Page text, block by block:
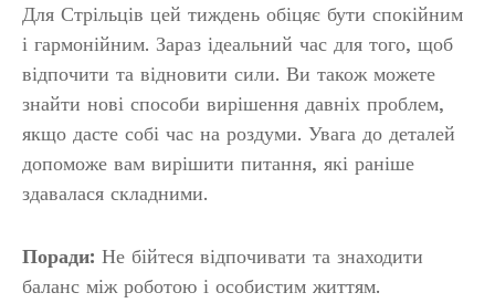
Для Стрільців цей тиждень обіцяє бути спокійним
і гармонійним. Зараз ідеальний час для того, щоб
відпочити та відновити сили. Ви також можете
знайти нові способи вирішення давніх проблем,
якщо дасте собі час на роздуми. Увага до деталей
допоможе вам вирішити питання, які раніше
здавалася складними.
Поради: Не бійтеся відпочивати та знаходити
баланс між роботою і особистим життям.